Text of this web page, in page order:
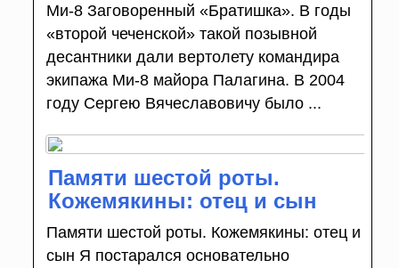
Ми-8 Заговоренный «Братишка». В годы
«второй чеченской» такой позывной
десантники дали вертолету командира
экипажа Ми-8 майора Палагина. В 2004
году Сергею Вячеславовичу было ...
Памяти шестой роты.
Кожемякины: отец и сын
Памяти шестой роты. Кожемякины: отец и
сын Я постарался основательно